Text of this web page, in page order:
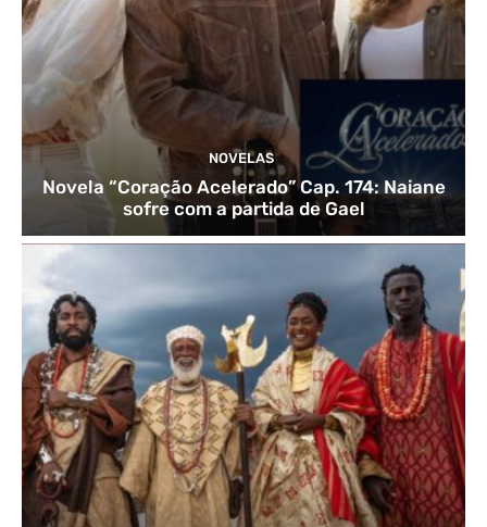
NOVELAS
Novela “Coração Acelerado” Cap. 174: Naiane
sofre com a partida de Gael